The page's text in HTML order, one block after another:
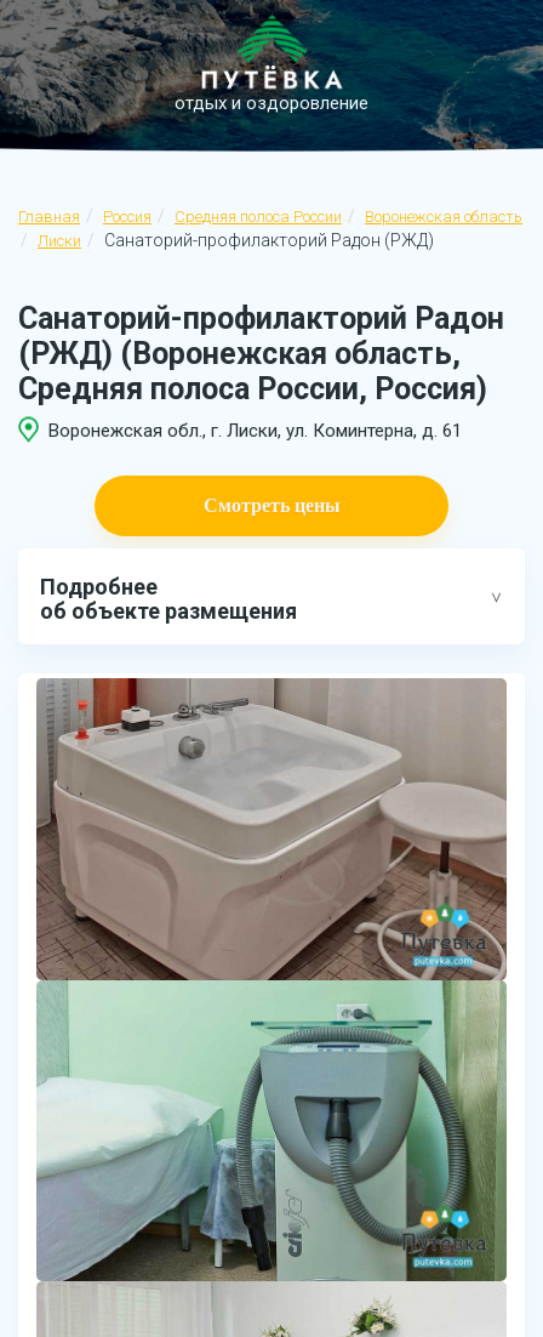
отдых и оздоровление
Главная Россия Средняя полоса России
Воронежская область
Лиски
Санаторий-профилакторий Радон (РЖД)
Санаторий-профилакторий Радон
(РЖД) (Воронежская область,
Средняя полоса России, Россия)
Воронежская обл., г. Лиски, ул. Коминтерна, д. 61
Смотреть цены
Подробнее
об объекте размещения